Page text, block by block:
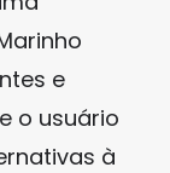
e
o usuário
à